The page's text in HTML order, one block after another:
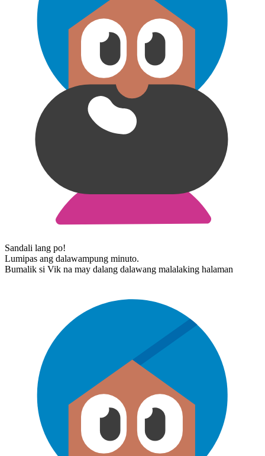
Sandali lang po!
Lumipas ang dalawampung minuto.
Bumalik si Vik na may dalang dalawang malalaking halaman